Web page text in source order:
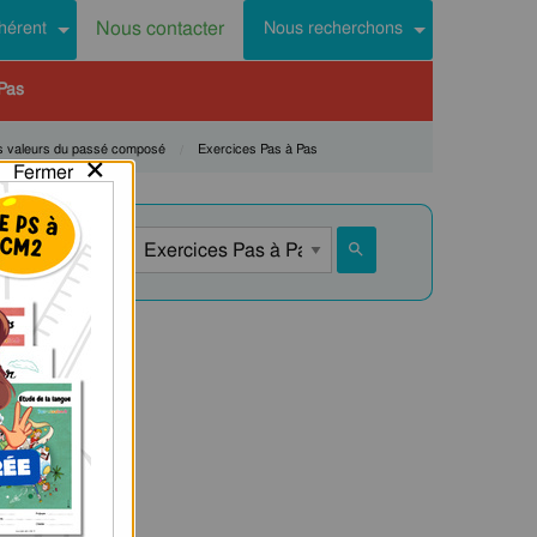
Nous contacter Nous recherchons
valeurs du passé composé Current:
Exercices Pas à Pas
Fermer×